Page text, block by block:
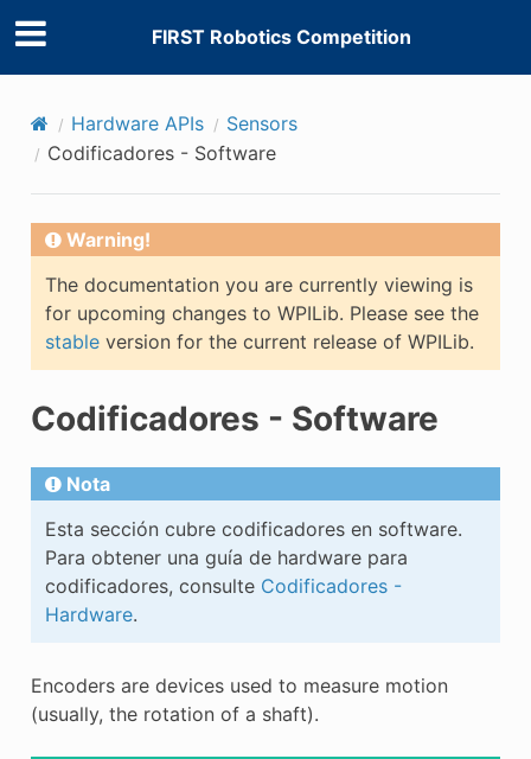
FIRST Robotics Competition
Hardware APIs
Sensors
Codificadores - Software
Warning!
The documentation you are currently viewing is
for upcoming changes to WPILib. Please see the
stableversion for the current release of WPILib.
Codificadores - Software
Nota
Esta sección cubre codificadores en software.
Para obtener una guía de hardware para
codificadores, consulte Codificadores -
Hardware.
Encoders are devices used to measure motion
(usually, the rotation of a shaft).